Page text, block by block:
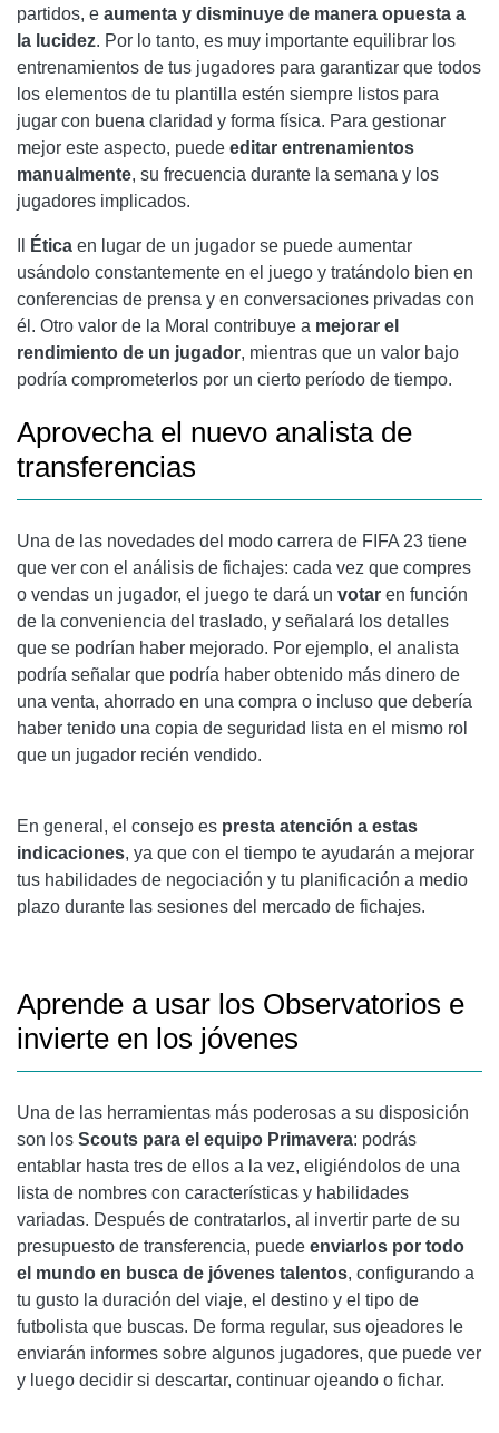
partidos, e aumenta y disminuye de manera opuesta a
la lucidez. Por lo tanto, es muy importante equilibrar los
entrenamientos de tus jugadores para garantizar que todos
los elementos de tu plantilla estén siempre listos para
jugar con buena claridad y forma física. Para gestionar
mejor este aspecto, puede editar entrenamientos
manualmente, su frecuencia durante la semana y los
jugadores implicados.
Ética en lugar de un jugador se puede aumentar
usándolo constantemente en el juego y tratándolo bien en
conferencias de prensa y en conversaciones privadas con
él. Otro valor de la Moral contribuye a mejorar el
rendimiento de un jugador, mientras que un valor bajo
podría comprometerlos por un cierto período de tiempo.
Aprovecha el nuevo analista de
transferencias
Una de las novedades del modo carrera de FIFA 23 tiene
que ver con el análisis de fichajes: cada vez que compres
o vendas un jugador, el juego te dará un votar en función
de la conveniencia del traslado, y señalará los detalles
que se podrían haber mejorado. Por ejemplo, el analista
podría señalar que podría haber obtenido más dinero de
una venta, ahorrado en una compra o incluso que debería
haber tenido una copia de seguridad lista en el mismo rol
que un jugador recién vendido.
En general, el consejo es presta atención a estas
indicaciones, ya que con el tiempo te ayudarán a mejorar
tus habilidades de negociación y tu planificación a medio
plazo durante las sesiones del mercado de fichajes.
Aprende a usar los Observatorios e
invierte en los jóvenes
Una de las herramientas más poderosas a su disposición
son los Scouts para el equipo Primavera: podrás
entablar hasta tres de ellos a la vez, eligiéndolos de una
lista de nombres con características y habilidades
variadas. Después de contratarlos, al invertir parte de su
presupuesto de transferencia, puede enviarlos por todo
el mundo en busca de jóvenes talentos, configurando a
tu gusto la duración del viaje, el destino y el tipo de
futbolista que buscas. De forma regular, sus ojeadores le
enviarán informes sobre algunos jugadores, que puede ver
y luego decidir si descartar, continuar ojeando o fichar.